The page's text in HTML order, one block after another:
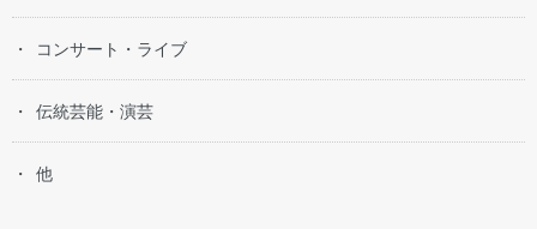
コンサート・ライブ
伝統芸能・演芸
他